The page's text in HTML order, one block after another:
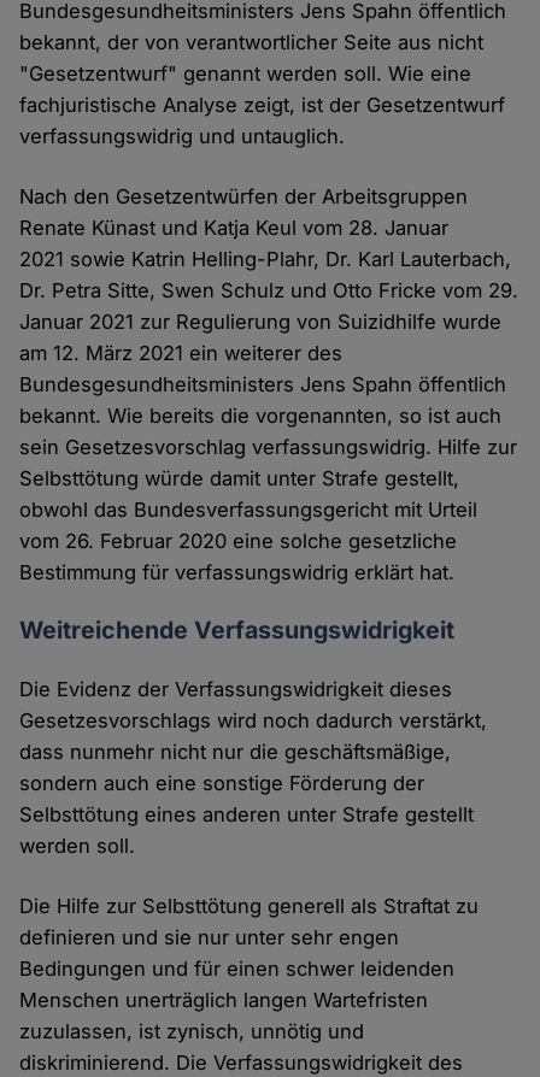
Bundesgesundheitsministers Jens Spahn öffentlich
bekannt, der von verantwortlicher Seite aus nicht
"Gesetzentwurf" genannt werden soll. Wie eine
fachjuristische Analyse zeigt, ist der Gesetzentwurf
verfassungswidrig und untauglich.
Nach den Gesetzentwürfen der Arbeitsgruppen
Renate Künast und Katja Keul vom 28. Januar
2021 sowie Katrin Helling-Plahr, Dr. Karl Lauterbach,
Dr. Petra Sitte, Swen Schulz und Otto Fricke vom 29.
Januar 2021 zur Regulierung von Suizidhilfe wurde
am 12. März 2021 ein weiterer des
Bundesgesundheitsministers Jens Spahn öffentlich
bekannt. Wie bereits die vorgenannten, so ist auch
sein Gesetzesvorschlag verfassungswidrig. Hilfe zur
Selbsttötung würde damit unter Strafe gestellt,
obwohl das Bundesverfassungsgericht mit Urteil
vom 26. Februar 2020 eine solche gesetzliche
Bestimmung für verfassungswidrig erklärt hat.
Weitreichende Verfassungswidrigkeit
Die Evidenz der Verfassungswidrigkeit dieses
Gesetzesvorschlags wird noch dadurch verstärkt,
dass nunmehr nicht nur die geschäftsmäßige,
sondern auch eine sonstige Förderung der
Selbsttötung eines anderen unter Strafe gestellt
werden soll.
Die Hilfe zur Selbsttötung generell als Straftat zu
definieren und sie nur unter sehr engen
Bedingungen und für einen schwer leidenden
Menschen unerträglich langen Wartefristen
zuzulassen, ist zynisch, unnötig und
diskriminierend. Die Verfassungswidrigkeit des